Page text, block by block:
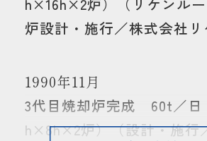
炉設計・施行／株式会社リ
1990年11月
3代目焼却炉完成 60t／日
h×8h×2炉）（設計・施行